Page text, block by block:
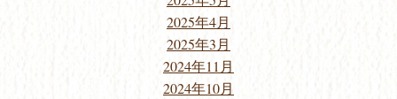
2025年4月
2025年3月
2024年11月
2024年10月